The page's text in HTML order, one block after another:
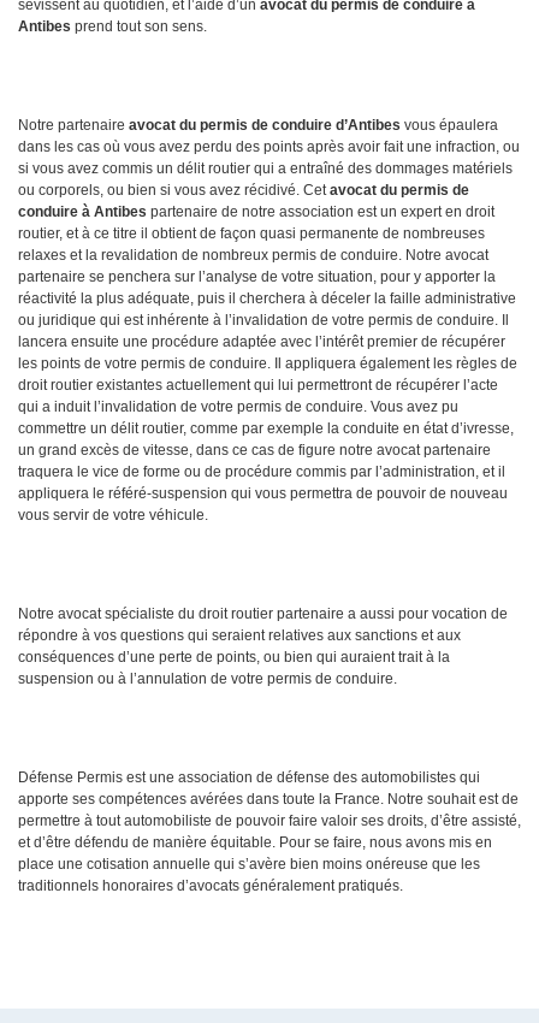
sévissent au quotidien, et l’aide d’un avocat du permis de conduire à
Antibes prend tout son sens.
Notre partenaire avocat du permis de conduire d’Antibes vous épaulera
dans les cas où vous avez perdu des points après avoir fait une infraction, ou
si vous avez commis un délit routier qui a entraîné des dommages matériels
ou corporels, ou bien si vous avez récidivé. Cetavocat du permis de
conduire à Antibes partenaire de notre association est un expert en droit
routier, et à ce titre il obtient de façon quasi permanente de nombreuses
relaxes et la revalidation de nombreux permis de conduire. Notre avocat
partenaire se penchera sur l’analyse de votre situation, pour y apporter la
réactivité la plus adéquate, puis il cherchera à déceler la faille administrative
ou juridique qui est inhérente à l’invalidation de votre permis de conduire. Il
lancera ensuite une procédure adaptée avec l’intérêt premier de récupérer
les points de votre permis de conduire. Il appliquera également les règles de
droit routier existantes actuellement qui lui permettront de récupérer l’acte
qui a induit l’invalidation de votre permis de conduire. Vous avez pu
commettre un délit routier, comme par exemple la conduite en état d’ivresse,
un grand excès de vitesse, dans ce cas de figure notre avocat partenaire
traquera le vice de forme ou de procédure commis par l’administration, et il
appliquera le référé-suspension qui vous permettra de pouvoir de nouveau
vous servir de votre véhicule.
Notre avocat spécialiste du droit routier partenaire a aussi pour vocation de
répondre à vos questions qui seraient relatives aux sanctions et aux
conséquences d’une perte de points, ou bien qui auraient trait à la
suspension ou à l’annulation de votre permis de conduire.
Défense Permis est une association de défense des automobilistes qui
apporte ses compétences avérées dans toute la France. Notre souhait est de
permettre à tout automobiliste de pouvoir faire valoir ses droits, d’être assisté,
et d’être défendu de manière équitable. Pour se faire, nous avons mis en
place une cotisation annuelle qui s’avère bien moins onéreuse que les
traditionnels honoraires d’avocats généralement pratiqués.